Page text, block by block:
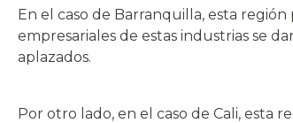
En el caso de Barranquilla, esta región
empresariales de estas industrias se
aplazados.
Por otro lado, en el caso de Cali, esta